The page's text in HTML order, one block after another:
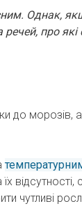
Однак,
про які
до морозів,
відсутності,
чутливі